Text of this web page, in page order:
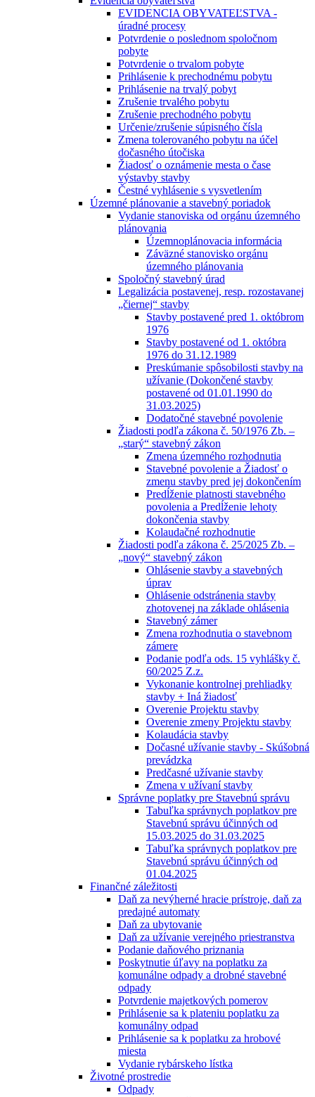
EVIDENCIA OBYVATEĽSTVA -
úradné procesy
Potvrdenie o poslednom spoločnom
pobyte
Potvrdenie o trvalom pobyte
Prihlásenie k prechodnému pobytu
Prihlásenie na trvalý pobyt
Zrušenie trvalého pobytu
Zrušenie prechodného pobytu
Určenie/zrušenie súpisného čísla
Zmena tolerovaného pobytu na účel
dočasného útočiska
Žiadosť o oznámenie mesta o čase
výstavby stavby
Čestné vyhlásenie s vysvetlením
Územné plánovanie a stavebný poriadok
Vydanie stanoviska od orgánu územného
plánovania
Územnoplánovacia informácia
Záväzné stanovisko orgánu
územného plánovania
Spoločný stavebný úrad
Legalizácia postavenej, resp. rozostavanej
„čiernej“ stavby
Stavby postavené pred 1. októbrom
1976
Stavby postavené od 1. októbra
1976 do 31.12.1989
Preskúmanie spôsobilosti stavby na
užívanie (Dokončené stavby
postavené od 01.01.1990 do
31.03.2025)
Dodatočné stavebné povolenie
Žiadosti podľa zákona č. 50/1976 Zb. –
„starý“ stavebný zákon
Zmena územného rozhodnutia
Stavebné povolenie a Žiadosť o
zmenu stavby pred jej dokončením
Predĺženie platnosti stavebného
povolenia a Predĺženie lehoty
dokončenia stavby
Kolaudačné rozhodnutie
Žiadosti podľa zákona č. 25/2025 Zb. –
„nový“ stavebný zákon
Ohlásenie stavby a stavebných
úprav
Ohlásenie odstránenia stavby
zhotovenej na základe ohlásenia
Stavebný zámer
Zmena rozhodnutia o stavebnom
zámere
Podanie podľa ods. 15 vyhlášky č.
60/2025 Z.z.
Vykonanie kontrolnej prehliadky
stavby + Iná žiadosť
Overenie Projektu stavby
Overenie zmeny Projektu stavby
Kolaudácia stavby
Dočasné užívanie stavby - Skúšobná
prevádzka
Predčasné užívanie stavby
Zmena v užívaní stavby
Správne poplatky pre Stavebnú správu
Tabuľka správnych poplatkov pre
Stavebnú správu účinných od
15.03.2025 do 31.03.2025
Tabuľka správnych poplatkov pre
Stavebnú správu účinných od
01.04.2025
Finančné záležitosti
Daň za nevýherné hracie prístroje, daň za
predajné automaty
Daň za ubytovanie
Daň za užívanie verejného priestranstva
Podanie daňového priznania
Poskytnutie úľavy na poplatku za
komunálne odpady a drobné stavebné
odpady
Potvrdenie majetkových pomerov
Prihlásenie sa k plateniu poplatku za
komunálny odpad
Prihlásenie sa k poplatku za hrobové
miesta
Vydanie rybárskeho lístka
Životné prostredie
Odpady